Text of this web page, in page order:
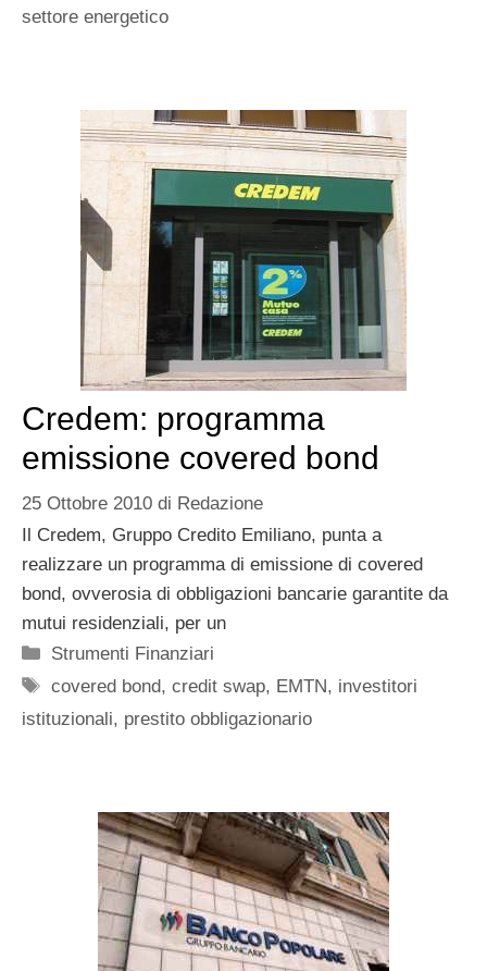
settore energetico
Credem: programma
emissione covered bond
25 Ottobre 2010 di Redazione
Il Credem, Gruppo Credito Emiliano, punta a
realizzare un programma di emissione di covered
bond, ovverosia di obbligazioni bancarie garantite da
mutui residenziali, per un
Categorie
Strumenti Finanziari
Tag
covered bond,credit swap, EMTN, investitori
istituzionali, prestito obbligazionario